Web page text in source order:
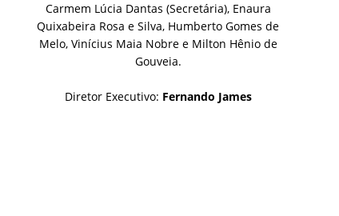
Carmem Lúcia Dantas (Secretária), Enaura
Quixabeira Rosa e Silva, Humberto Gomes de
Melo, Vinícius Maia Nobre e Milton Hênio de
Gouveia.
Diretor Executivo: Fernando James